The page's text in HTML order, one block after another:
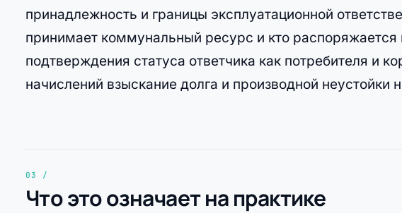
принадлежность и границы эксплуатационной
принимает коммунальный ресурс и кто распоряжается
подтверждения статуса ответчика как потребителя и
начислений взыскание долга и производной неустойки
Что это означает на практике